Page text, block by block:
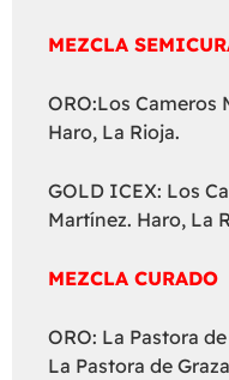
MEZCLA
ORO:Los Cameros
Haro, La Rioja.
GOLD ICEX: Los
Martínez. Haro, La
MEZCLA CURADO
ORO: La Pastora
La Pastora de